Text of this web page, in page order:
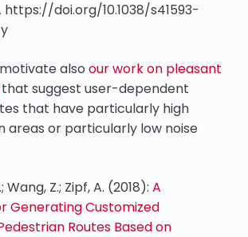
https://doi.org/10.1038/s41593-
also our work on pleasant
that suggest user-dependent
that have particularly high
areas or particularly low noise
Wang, Z.; Zipf, A. (2018): A
Generating Customized
Routes Based on